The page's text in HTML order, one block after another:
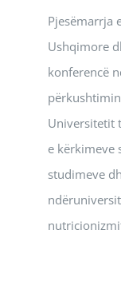
Pjesëmarrja
Ushqimore
konferencë
Universitetit
e kërkimeve
studimeve